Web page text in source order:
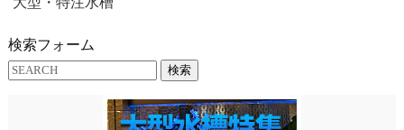
検索フォーム
検索